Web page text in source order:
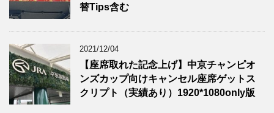
替Tips含む
2021/12/04
【座席取れた記念上げ】中京チャンピオ
ンズカップ向けキャンセル座席ゲットス
クリプト（実績あり）1920*1080only版